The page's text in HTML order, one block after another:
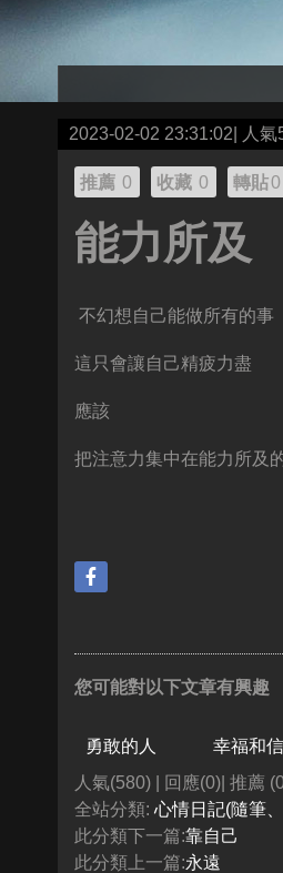
2023-02-02 23:31:02| 人氣
推薦 0 收藏 0 轉貼0
能力所及
不幻想自己能做所有的事
這只會讓自己精疲力盡
應該
把注意力集中在能力所及
您可能對以下文章有興趣
勇敢的人 幸福和
人氣(580) | 回應(0)| 推薦 (
全站分類: 心情日記(隨筆
此分類下一篇:靠自己
此分類上一篇:永遠